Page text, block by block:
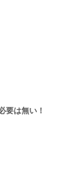
要は無い！